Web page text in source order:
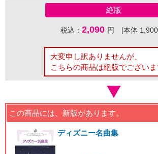
絶版
税込： 2,090 円 [本体
大変申し訳ありませんが、
こちらの商品は絶版でございま
この商品には、新版があります。
ディズニー名曲集